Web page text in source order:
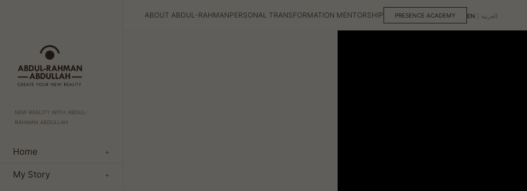
NEW REALITY WITH ABDUL-
RAHMAN ABDULLAH
Home +
My Story +
ABOUT ABDUL-RAHMANPERSONAL TRANSFORMATION MENTORSHIP PRESENCE ACADEMY EN العربية